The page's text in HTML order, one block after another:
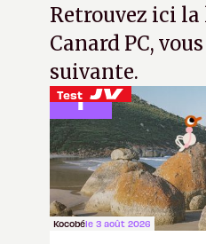
Retrouvez ici la
Canard PC,
suivante.
1
Test
Kocobéle 3 août 2026
124 votes